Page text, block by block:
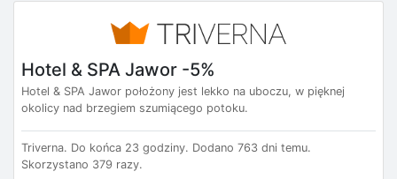
Hotel & SPA Jawor -5%
Hotel & SPA Jawor położony jest lekko na uboczu, w pięknej
okolicy nad brzegiem szumiącego potoku.
Triverna. Do końca 23 godziny. Dodano 763 dni temu.
Skorzystano 379 razy.